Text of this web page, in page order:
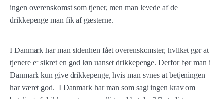
ingen overenskomst som tjener, men man levede af de
drikkepenge man fik af gæsterne.
I Danmark har man sidenhen fået overenskomster, hvilket gør at
tjenere er sikret en god løn uanset drikkepenge. Derfor bør man i
Danmark kun give drikkepenge, hvis man synes at betjeningen
har været god. I Danmark har man som sagt ingen krav om